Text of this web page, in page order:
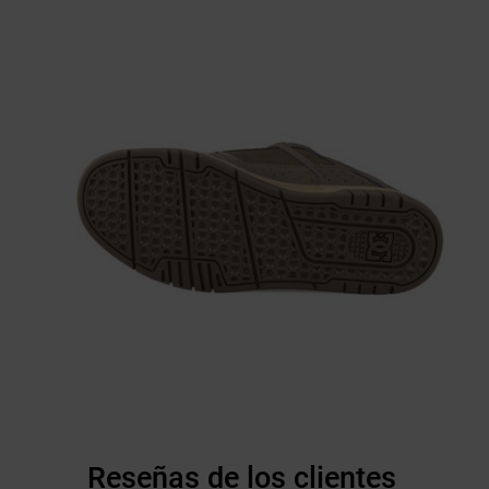
Reseñas de los clientes